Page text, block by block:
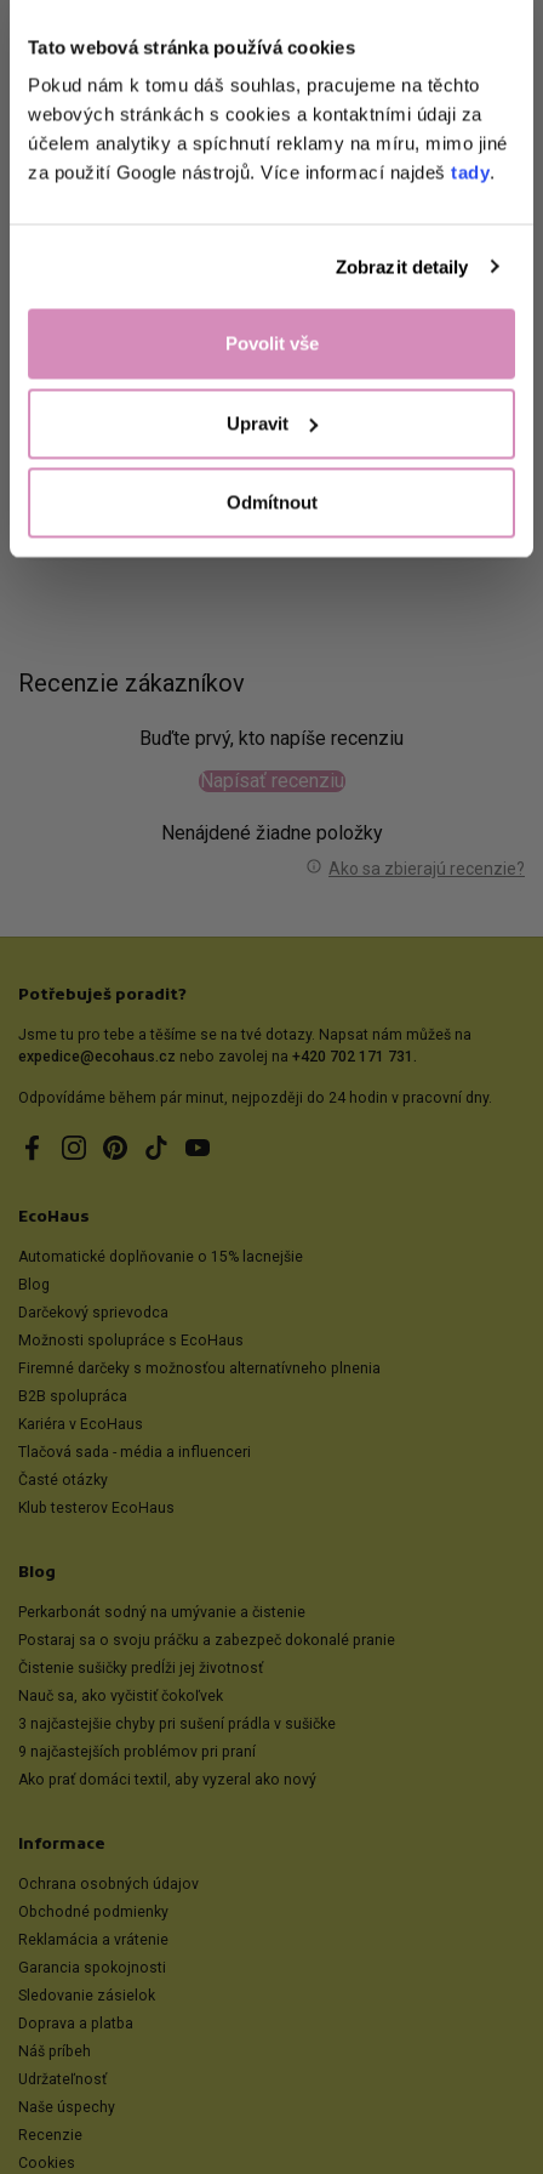
Tato webová stránka používá cookies
Pokud nám k tomu dáš souhlas, pracujeme na těchto
webových stránkách s cookies a kontaktními údaji za
účelem analytiky a spíchnutí reklamy na míru, mimo jiné
za použití Google nástrojů. Více informací najdeš tady.
Zobrazit detaily
Povolit vše
Upravit
Odmítnout
Nejsou houbičky jako houbičky: Která z
těchto tří bude ta tvoje?
Objev tři typy houbiček na nádobí, prach i připáleniny. Najdi tu
Recenzie zákazníkov
Buďte prvý, kto napíše recenziu
Napísať recenziu
Nenájdené žiadne položky
Ako sa zbierajú recenzie?
Potřebuješ poradit?
Jsme tu pro tebe a těšíme se na tvé dotazy. Napsat nám můžeš na
expedice@ecohaus.cz nebo zavolej na +420 702 171 731.
Odpovídáme během pár minut, nejpozději do 24 hodin v pracovní dny.
FacebookInstagramPinterestTikTokYouTube
EcoHaus
Automatické doplňovanie o 15% lacnejšie
Blog
Darčekový sprievodca
Možnosti spolupráce s EcoHaus
Firemné darčeky s možnosťou alternatívneho plnenia
B2B spolupráca
Kariéra v EcoHaus
Tlačová sada - média a influenceri
Časté otázky
Klub testerov EcoHaus
Blog
Perkarbonát sodný na umývanie a čistenie
Postaraj sa o svoju práčku a zabezpeč dokonalé pranie
Čistenie sušičky predĺži jej životnosť
Nauč sa, ako vyčistiť čokoľvek
3 najčastejšie chyby pri sušení prádla v sušičke
9 najčastejších problémov pri praní
Ako prať domáci textil, aby vyzeral ako nový
Informace
Ochrana osobných údajov
Obchodné podmienky
Reklamácia a vrátenie
Garancia spokojnosti
Sledovanie zásielok
Doprava a platba
Náš príbeh
Udržateľnosť
Naše úspechy
Recenzie
Cookies
Získej 1+1na
zkoušku pracích
papírkůa tipy
Ne, děkuji.